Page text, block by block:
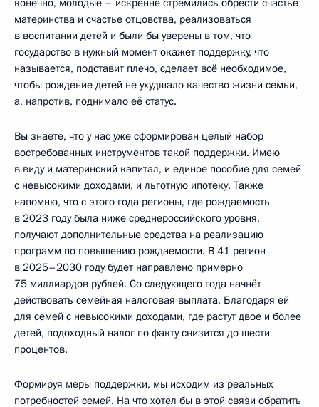
материнства и счастье отцовства, реализоваться
в воспитании детей и были бы уверены в том, что
государство в нужный момент окажет поддержку, что
называется, подставит плечо, сделает всё необходимое,
чтобы рождение детей не ухудшало качество жизни семьи,
а, напротив, поднимало её статус.
Вы знаете, что у нас уже сформирован целый набор
востребованных инструментов такой поддержки. Имею
в виду и материнский капитал, и единое пособие для семей
с невысокими доходами, и льготную ипотеку. Также
напомню, что с этого года регионы, где рождаемость
в 2023 году была ниже среднероссийского уровня,
получают дополнительные средства на реализацию
программ по повышению рождаемости. В 41 регион
в 2025–2030 году будет направлено примерно
75 миллиардов рублей. Со следующего года начнёт
действовать семейная налоговая выплата. Благодаря ей
для семей с невысокими доходами, где растут двое и более
детей, подоходный налог по факту снизится до шести
процентов.
Формируя меры поддержки, мы исходим из реальных
потребностей семей. На что хотел бы в этой связи обратить